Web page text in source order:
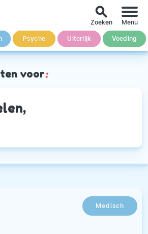
Psyche Uiterlijk Voeding
search
Zoeken Menu
voor:
Medisch